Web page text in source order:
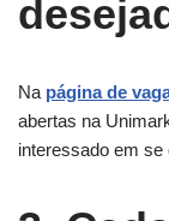
Na página de
abertas na
interessado em se